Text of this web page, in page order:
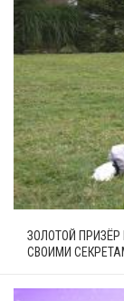
ЗОЛОТОЙ ПРИЗЁР
СВОИМИ